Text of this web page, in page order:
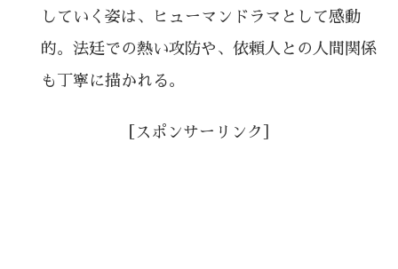
していく姿は、ヒューマンドラマとして感動
的。法廷での熱い攻防や、依頼人との人間関係
も丁寧に描かれる。
［スポンサーリンク］